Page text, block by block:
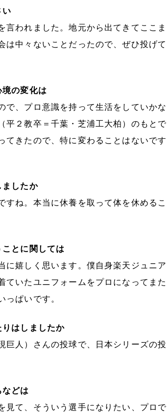
い
われました。地元から出てきてここま
は中々ないことだったので、ぜひ投げて
の変化は
、プロ意識を持って生活をしていかな
平２教卒＝千葉・芝浦工大柏）のもとで
てきたので、特に変わることはないです
したか
ね。本当に休養を取って体を休めるこ
とに関しては
嬉しく思います。僕自身楽天ジュニア
ていたユニフォームをプロになってまた
ぱいです。
はしましたか
人）さんの投球で、日本シリーズの投
どは
て、そういう選手になりたい、プロで